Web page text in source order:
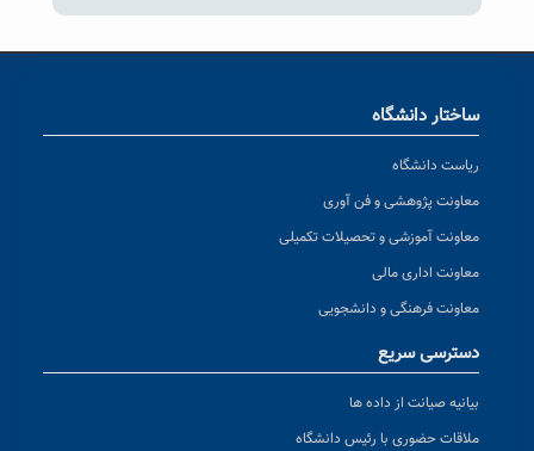
ساختار دانشگاه
ریاست دانشگاه
معاونت پژوهشی و فن آوری
معاونت آموزشی و تحصیلات تکمیلی
معاونت اداری مالی
معاونت فرهنگی و دانشجویی
دسترسی سریع
بیانیه صیانت از داده ها
ملاقات حضوری با رئیس دانشگاه